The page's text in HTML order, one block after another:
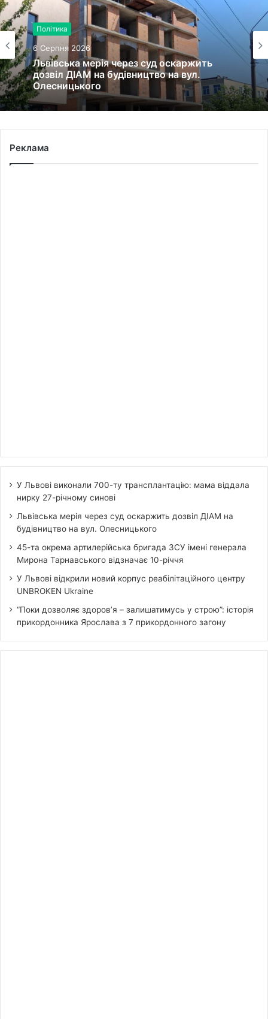
Політика
6 Серпня 2026
Львівська мерія через суд оскаржить
дозвіл ДІАМ на будівництво на вул.
Олесницького
Війна, військо
6 Серпня 2026
45-та окрема артилерійська бригада ЗСУ
імені генерала Мирона Тарнавського
відзначає 10-річчя
Реклама
У Львові виконали 700-ту трансплантацію: мама віддала
нирку 27-річному синові
Львівська мерія через суд оскаржить дозвіл ДІАМ на
будівництво на вул. Олесницького
45-та окрема артилерійська бригада ЗСУ імені генерала
Мирона Тарнавського відзначає 10-річчя
У Львові відкрили новий корпус реабілітаційного центру
UNBROKEN Ukraine
“Поки дозволяє здоров’я – залишатимусь у строю”: історія
прикордонника Ярослава з 7 прикордонного загону